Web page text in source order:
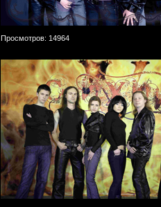
Просмотров: 14964